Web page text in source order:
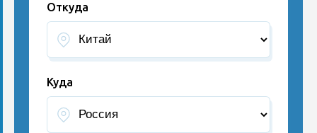
Откуда
Куда